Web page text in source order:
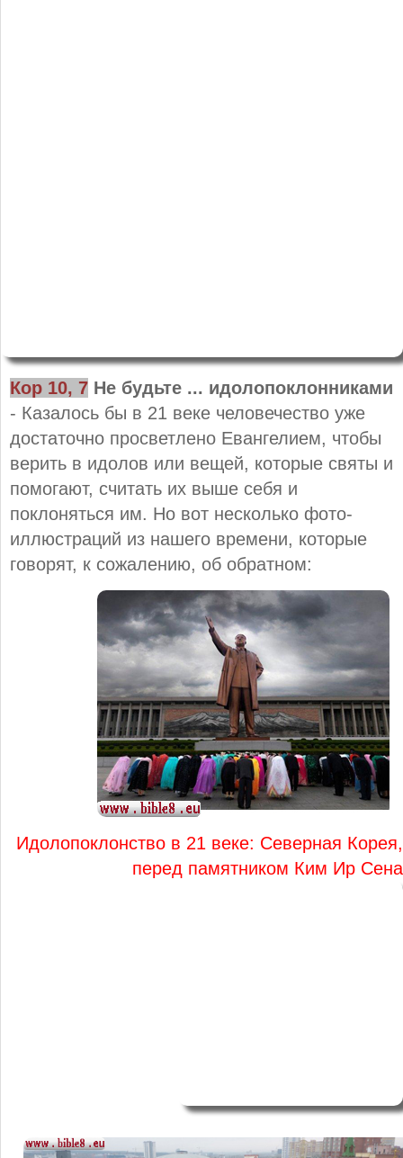
Кор 10, 7 Не будьте ... идолопоклонниками
- Казалось бы в 21 веке человечество уже
достаточно просветлено Евангелием, чтобы
верить в идолов или вещей, которые святы и
помогают, считать их выше себя и
поклоняться им. Но вот несколько фото-
иллюстраций из нашего времени, которые
говорят, к сожалению, об обратном:
Идолопоклонство в 21 веке: Северная Корея,
перед памятником Ким Ир Сена